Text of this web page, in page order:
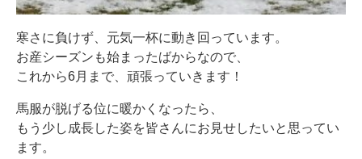
寒さに負けず、元気一杯に動き回っています。
お産シーズンも始まったばからなので、
これから6月まで、頑張っていきます！
馬服が脱げる位に暖かくなったら、
もう少し成長した姿を皆さんにお見せしたいと思ってい
ます。